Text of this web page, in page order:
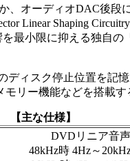
、オーディオDAC後段
Linear Shaping
最小限に抑える独自の
ィスク停止位置を記
リー機能などを搭載す
【主な仕様】
DVDリニア音声
48kHz時 4Hz～